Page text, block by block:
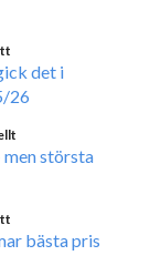
det i
26
men största
bästa pris